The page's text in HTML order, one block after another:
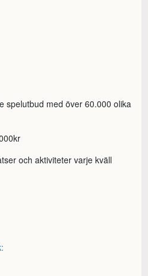
spelutbud med över 60.000 olika
och aktiviteter varje kväll